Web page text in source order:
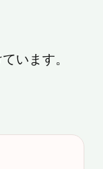
います。